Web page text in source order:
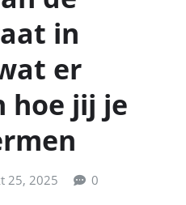
in
er
hoe jij je
25, 2025 0